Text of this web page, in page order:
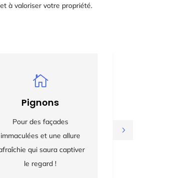
à valoriser votre propriété.

Pignons
Pour des façades
immaculées et une allure
qui saura captiver
le regard !